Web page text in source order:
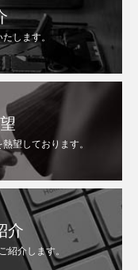
します。
望しております。
介
紹介します。